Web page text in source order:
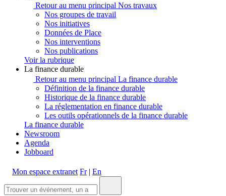
Retour au menu principal Nos travaux
Nos groupes de travail
Nos initiatives
Données de Place
Nos interventions
Nos publications
Voir la rubrique
La finance durable
Retour au menu principal La finance durable
Définition de la finance durable
Historique de la finance durable
La réglementation en finance durable
Les outils opérationnels de la finance durable
La finance durable
Newsroom
Agenda
Jobboard
Mon espace extranet Fr| En